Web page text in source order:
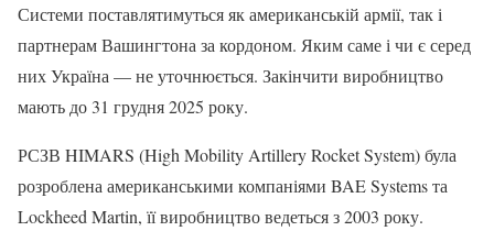
Системи поставлятимуться як американській армії, так і
партнерам Вашингтона за кордоном. Яким саме і чи є серед
них Україна — не уточнюється. Закінчити виробництво
мають до 31 грудня 2025 року.
РСЗВ HIMARS (High Mobility Artillery Rocket System) була
розроблена американськими компаніями BAE Systems та
Lockheed Martin, її виробництво ведеться з 2003 року.